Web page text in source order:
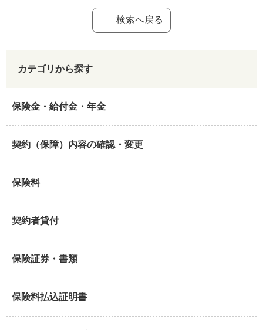
検索へ戻る
カテゴリから探す
保険金・給付金・年金
契約（保障）内容の確認・変更
保険料
契約者貸付
保険証券・書類
保険料払込証明書